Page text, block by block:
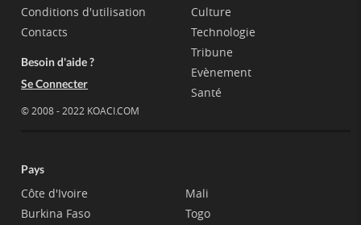
Conditions d'utilisation
Contacts
Besoin d'aide ?
Se Connecter
© 2008 - 2022 KOACI.COM
Culture
Technologie
Tribune
Evènement
Santé
Pays
Côte d'Ivoire
Burkina Faso
Mali
Togo